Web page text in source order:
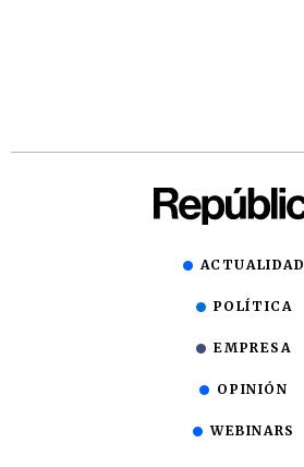
ACTUALIDAD
POLÍTICA
EMPRESA
OPINIÓN
WEBINARS